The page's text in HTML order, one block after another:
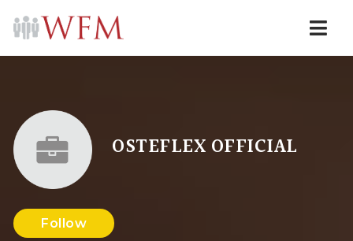
OSTEFLEX OFFICIAL
Follow